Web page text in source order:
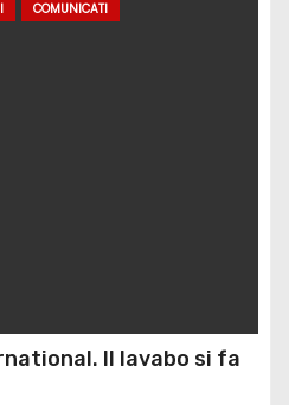
COMUNICATI
Il lavabo si fa